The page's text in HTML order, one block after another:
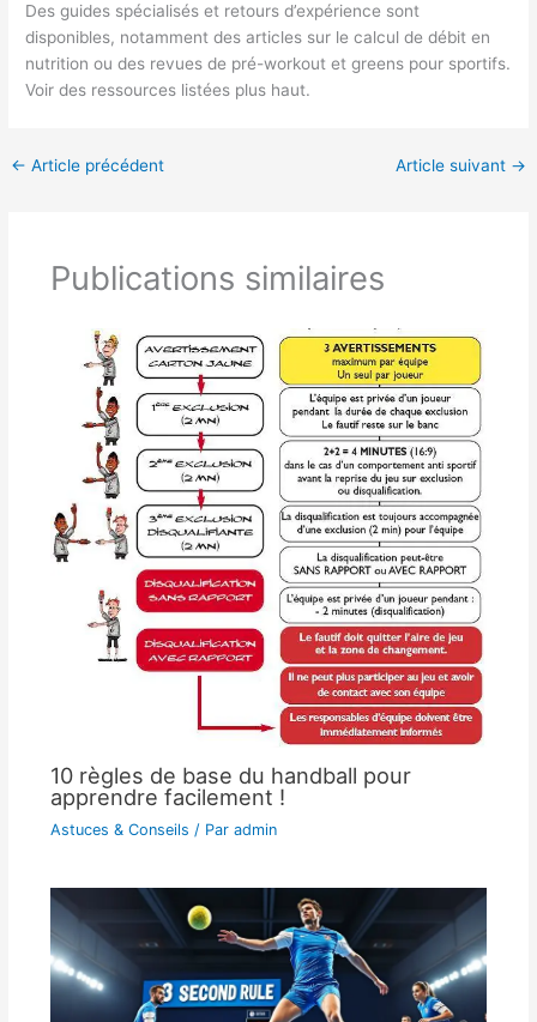
Des guides spécialisés et retours d’expérience sont
disponibles, notamment des articles sur le calcul de débit en
nutrition ou des revues de pré-workout et greens pour sportifs.
Voir des ressources listées plus haut.
← Article précédent Article suivant →
Publications similaires
10 règles de base du handball pour
apprendre facilement !
Astuces & Conseils / Par admin